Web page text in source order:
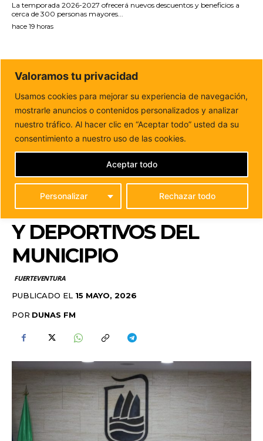
La temporada 2026-2027 ofrecerá nuevos descuentos y beneficios a
cerca de 300 personas mayores...
hace 19 horas